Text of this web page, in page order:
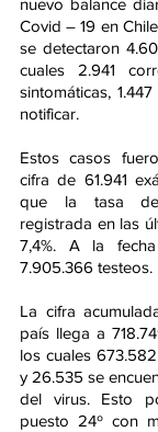
nuevo balance
Covid – 19 en
se detectaron
cuales 2.941
sintomáticas,
notificar.
Estos casos
cifra de 61.941
que la tasa de
registrada en las
7,4%. A la
7.905.366 testeos.
La cifra
país llega a
los cuales
y 26.535 se
del virus. Esto
puesto 24º con